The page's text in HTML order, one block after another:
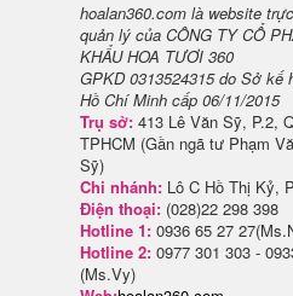
hoalan360.com là website
quản lý của CÔNG TY CỔ
KHẨU HOA TƯƠI 360
GPKD 0313524315 do Sở kế
Hồ Chí Minh cấp 06/11/2015
Trụ sở: 413 Lê Văn Sỹ, P.2,
TPHCM (Gần ngã tư Phạm
Sỹ)
Chi nhánh: Lô C Hồ Thị Kỷ,
Điện thoại: (028)22 298 398
Hotline 1: 0936 65 27
Hotline 2: 0977 301 303 -
(Ms.Vy)